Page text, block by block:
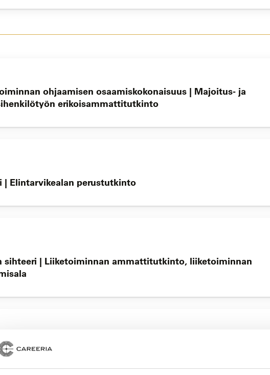
ohjaamisen osaamiskokonaisuus | Majoitus- ja
erikoisammattitutkinto
| Elintarvikealan perustutkinto
sihteeri | Liiketoiminnan ammattitutkinto, liiketoiminnan
| Liiketoiminnan ammattitutkinnon osa